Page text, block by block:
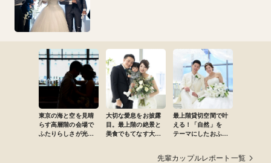
東京の海と空を見晴
らす高層階の会場で
ふたりらしさが光る
大切な愛息をお披露
目。最上階の絶景と
美食でもてなす大人
最上階貸切空間で叶
える！「自然」を
テーマにしたおふた
先輩カップルレポート一覧